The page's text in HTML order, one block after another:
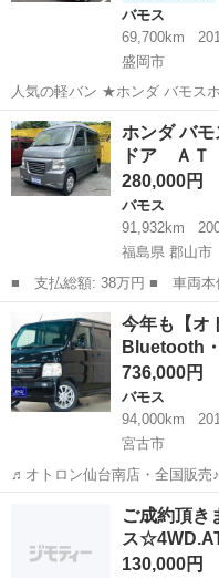
バモス
69,700km
盛岡市
人気の軽バン ★ホンダ バモス
ル さらに 走行69,427kmの低走
岩手 盛岡市 バモス
ホンダ バ
ドア Ａ
280,000円
バモス
91,932km
福島県 郡山市
■ 支払総額: 38万円 ■ 車両本体価格： 280,000 円 ■ メーカー
名： ホンダ ■ 車種名： バ
Ｄ 両側スライドドア ＡＴ
グ パワーウィンド...
福島 郡山市 バモス
今年も【
Bluetooth
736,000円
バモス
94,000km
宮古市
♬オトロン仙台南店・全国販売♪
0％!!!(^.^)/~~~ ＼今すぐ問合せよう／ ☆ バモス Ｌ スタイリッ
バモス
ご成約頂
ス
130,000円